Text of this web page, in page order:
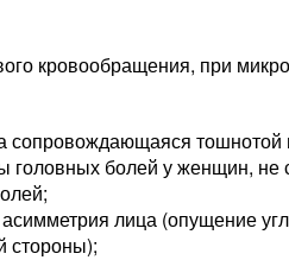
кровообращения, при
сопровождающаяся тошнотой
головных болей у женщин, не
лица (опущение
стороны);